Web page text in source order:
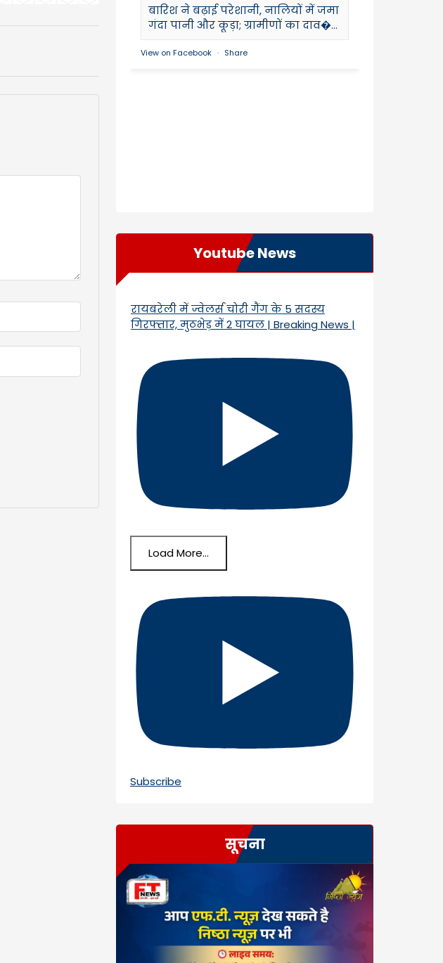
बारिश ने बढ़ाई परेशानी, नालियों में जमा
गंदा पानी और कूड़ा; ग्रामीणों का दाव�...
View on Facebook · Share
Youtube News
रायबरेली में ज्वेलर्स चोरी गैंग के 5 सदस्य
गिरफ्तार, मुठभेड़ में 2 घायल | Breaking News |
Load More...
Subscribe
सूचना